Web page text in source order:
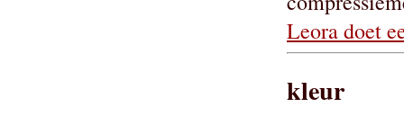
Leora doet
kleur